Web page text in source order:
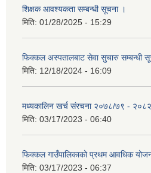
शिक्षक आवश्यकता सम्बन्धी सूचना ।
मिति: 01/28/2025 - 15:29
फिक्कल अस्पतालबाट सेवा सुचारु सम्बन्धी
मिति: 12/18/2024 - 16:09
मध्यकालिन खर्च संरचना २०७८/७९ -
मिति: 03/17/2023 - 06:40
फिक्कल गाउँपालिकाको प्रथम आवधिक
मिति: 03/17/2023 - 06:37